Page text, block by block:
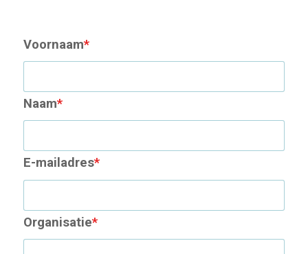
Voornaam*
Naam*
E-mailadres*
Organisatie*